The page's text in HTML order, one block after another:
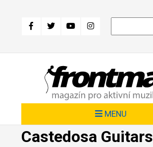
hlavnímu
MENU
Castedosa Guitars